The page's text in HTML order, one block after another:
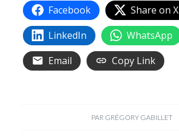
Facebook
Share on X
LinkedIn
WhatsApp
Email
Copy Link
PAR GRÉGORY GABILLET